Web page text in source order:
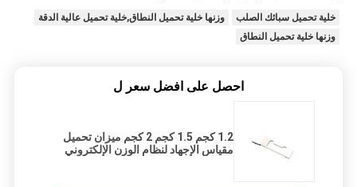
خلية تحميل سبائك الصلب
وزنها خلية تحميل النطاق,خلية تحميل عالية الدقة
وزنها خلية تحميل النطاق
احصل على افضل سعر ل
1.2 كجم 1.5 كجم 2 كجم ميزان تحميل
مقياس الإجهاد لنظام الوزن الإلكتروني